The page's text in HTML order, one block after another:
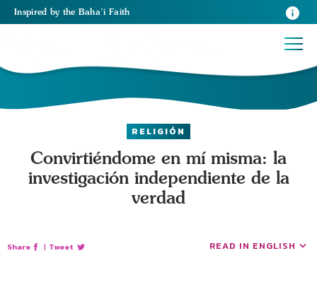
Inspired by the Baha’i Faith
RELIGIÓN
Convirtiéndome en mí misma: la
investigación independiente de la
verdad
Share | Tweet READ IN ENGLISH